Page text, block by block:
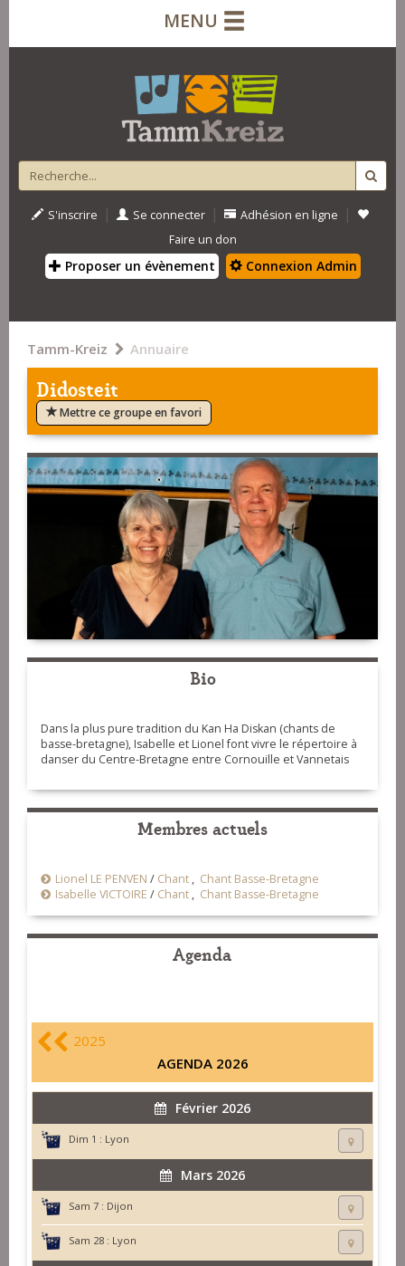
MENU
S'inscrire | Se connecter | Adhésion en ligne |
Faire un don
Proposer un évènement Connexion Admin
Tamm-Kreiz Annuaire
Didosteit
Mettre ce groupe en favori
Bio
Dans la plus pure tradition du Kan Ha Diskan (chants de
basse-bretagne), Isabelle et Lionel font vivre le répertoire à
danser du Centre-Bretagne entre Cornouille et Vannetais
Membres actuels
Lionel LE PENVEN / Chant , Chant Basse-Bretagne
Isabelle VICTOIRE / Chant , Chant Basse-Bretagne
Agenda
2025
AGENDA 2026
Février 2026
Dim 1 : Lyon
Mars 2026
Sam 7 : Dijon
Sam 28 : Lyon